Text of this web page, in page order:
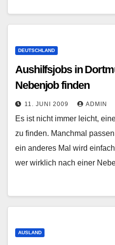
DEUTSCHLAND
Aushilfsjobs in
Nebenjob finden
11. JUNI 2009 ADMIN
Es ist nicht immer leicht,
zu finden. Manchmal
ein anderes Mal wird
wer wirklich nach einer
AUSLAND